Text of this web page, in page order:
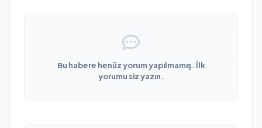
Bu habere henüz yorum yapılmamış. İlk
yorumu siz yazın.